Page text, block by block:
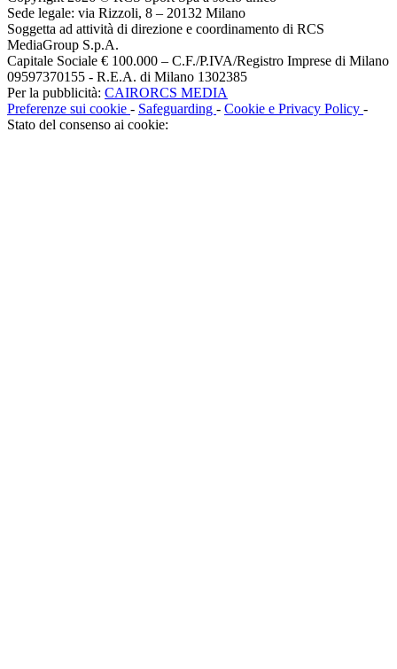
Sede legale: via Rizzoli, 8 – 20132 Milano
Soggetta ad attività di direzione e coordinamento di RCS
MediaGroup S.p.A.
Capitale Sociale € 100.000 – C.F./P.IVA/Registro Imprese di Milano
09597370155 - R.E.A. di Milano 1302385
Per la pubblicità: CAIRORCS MEDIA
Preferenze sui cookie - Safeguarding - Cookie e Privacy Policy -
Stato del consenso ai cookie: